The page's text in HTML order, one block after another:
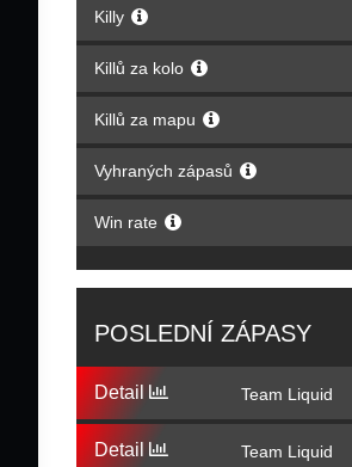
Killy
Killů za kolo
Killů za mapu
Vyhraných zápasů
Win rate
POSLEDNÍ ZÁPASY
Detail Team Liquid
Detail Team Liquid